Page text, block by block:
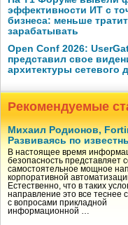
эффективности ИТ с
бизнеса: меньше
зарабатывать
Open Conf 2026:
представил свое
архитектуры сетевого
Рекомендуемые
Михаил Родионов,
Развиваясь по
В настоящее время
безопасность представляет
самостоятельное мощное
корпоративной
Естественно, что в таких
направление это все теснее
с вопросами прикладной
информационной …